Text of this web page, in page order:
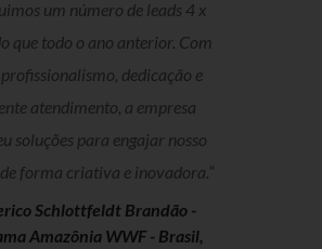
um número de leads 4 x
que todo o ano anterior. Com
dedicação e
atendimento, a empresa
soluções para engajar nosso
forma criativa e inovadora.“
Schlottfeldt Brandão -
Amazônia WWF - Brasil,